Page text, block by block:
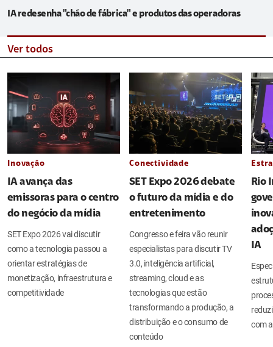
IA redesenha "chão de fábrica" e produtos das operadoras
Ver todos
Inovação
IA avança das
emissoras para o centro
do negócio da mídia
SET Expo 2026 vai discutir
como a tecnologia passou a
orientar estratégias de
monetização, infraestrutura e
competitividade
Conectividade
SET Expo 2026 debate
o futuro da mídia e do
entretenimento
Congresso e feira vão reunir
especialistas para discutir TV
3.0, inteligência artificial,
streaming, cloud e as
tecnologias que estão
transformando a produção, a
distribuição e o consumo de
conteúdo
Rio
IA
com